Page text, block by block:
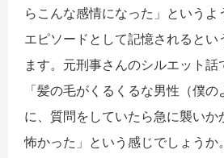
らこんな感情になった」というよ
エピソードとして記憶されるとい
ます。元刑事さんのシルエット
「髪の毛がくるくるな男性（僕の
に、質問をしていたら急に襲いか
怖かった」という感じでしょうか